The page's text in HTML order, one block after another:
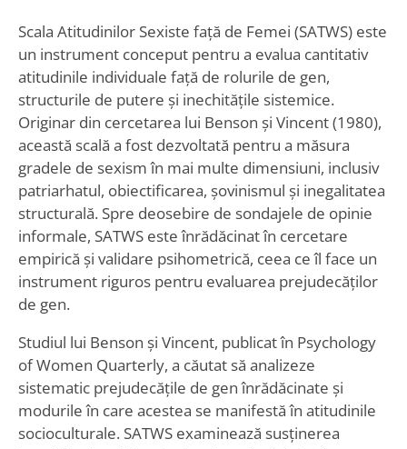
Scala Atitudinilor Sexiste față de Femei (SATWS) este
un instrument conceput pentru a evalua cantitativ
atitudinile individuale față de rolurile de gen,
structurile de putere și inechitățile sistemice.
Originar din cercetarea lui Benson și Vincent (1980),
această scală a fost dezvoltată pentru a măsura
gradele de sexism în mai multe dimensiuni, inclusiv
patriarhatul, obiectificarea, șovinismul și inegalitatea
structurală. Spre deosebire de sondajele de opinie
informale, SATWS este înrădăcinat în cercetare
empirică și validare psihometrică, ceea ce îl face un
instrument riguros pentru evaluarea prejudecăților
de gen.
Studiul lui Benson și Vincent, publicat în Psychology
of Women Quarterly, a căutat să analizeze
sistematic prejudecățile de gen înrădăcinate și
modurile în care acestea se manifestă în atitudinile
socioculturale. SATWS examinează susținerea